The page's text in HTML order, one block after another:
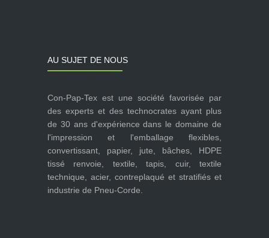
AU SUJET DE NOUS
Con-Pap-Tex est une société favorisée par
des experts et des technocrates ayant plus
de 30 ans d'expérience dans le domaine de
l'impression et l'emballage flexibles,
convertissant, papier, jute, bâches, HDPE
tissé renvoie, textile, tapis, cuir, textile
technique, acier, contreplaqué et stratifiés et
industrie de Pneu-Corde.